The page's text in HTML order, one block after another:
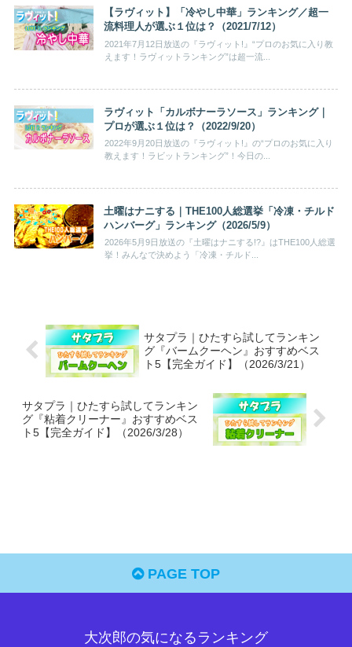
【ラヴィット】「冷やし中華」ランキング／超一
流料理人が選ぶ１位は？（2021/7/12）
2021年7月12日放送の『ラヴィット!』“プロのお気に入り教
えます！ラヴィットランキング”は超一流...
ラヴィット「カルボナーラソース」ランキング｜
プロが選ぶ１位は？（2022/9/20）
2022年9月20日放送の『ラヴィット!』の“プロのお気に入り
教えます！ラビットランキング”！今日の...
土曜はナニする｜THE100人総選挙「冷凍・チルド
ハンバーグ」ランキング（2026/5/9）
2026年5月9日放送の『土曜はナニする!?』はTHE100人総選
挙！みんなで決めよう「冷凍・チルド...
サタプラ｜ひたすら試してランキン
グ『バームクーヘン』おすすめベス
ト5【完全ガイド】（2026/3/21）
サタプラ｜ひたすら試してランキン
グ『粘着クリーナー』おすすめベス
ト5【完全ガイド】（2026/3/28）
PAGE TOP
大次郎の気になるランキング